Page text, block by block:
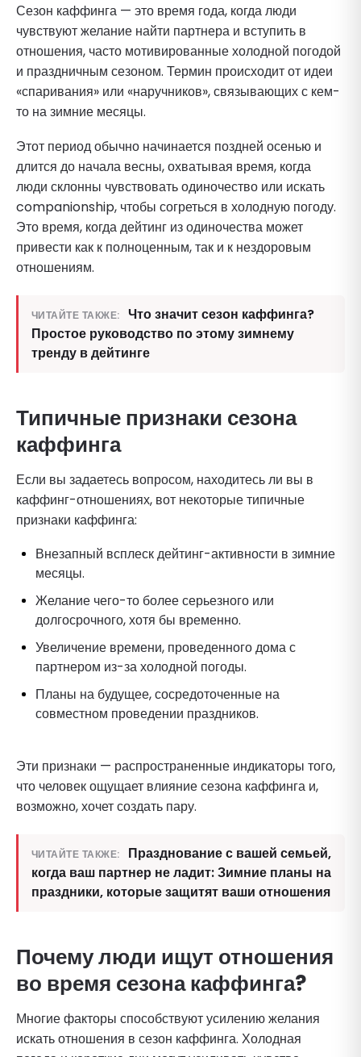
Сезон каффинга — это время года, когда люди
чувствуют желание найти партнера и вступить в
отношения, часто мотивированные холодной погодой
и праздничным сезоном. Термин происходит от идеи
«спаривания» или «наручников», связывающих с кем-
то на зимние месяцы.
Этот период обычно начинается поздней осенью и
длится до начала весны, охватывая время, когда
люди склонны чувствовать одиночество или искать
companionship, чтобы согреться в холодную погоду.
Это время, когда дейтинг из одиночества может
привести как к полноценным, так и к нездоровым
отношениям.
ЧИТАЙТЕ ТАКЖЕ:
Что значит сезон каффинга?
Простое руководство по этому зимнему
тренду в дейтинге
Типичные признаки сезона
каффинга
Если вы задаетесь вопросом, находитесь ли вы в
каффинг-отношениях, вот некоторые типичные
признаки каффинга:
Внезапный всплеск дейтинг-активности в зимние
месяцы.
Желание чего-то более серьезного или
долгосрочного, хотя бы временно.
Увеличение времени, проведенного дома с
партнером из-за холодной погоды.
Планы на будущее, сосредоточенные на
совместном проведении праздников.
Эти признаки — распространенные индикаторы того,
что человек ощущает влияние сезона каффинга и,
возможно, хочет создать пару.
ЧИТАЙТЕ ТАКЖЕ:
Празднование с вашей семьей,
когда ваш партнер не ладит: Зимние планы на
праздники, которые защитят ваши отношения
Почему люди ищут отношения
во время сезона каффинга?
Многие факторы способствуют усилению желания
искать отношения в сезон каффинга. Холодная